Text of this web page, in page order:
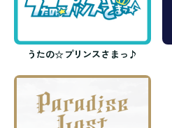
うたの☆プリンスさまっ♪